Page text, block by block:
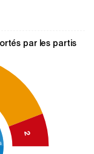
par les partis
2